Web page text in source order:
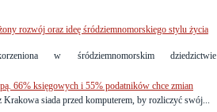
rozwój oraz ideę śródziemnomorskiego stylu życia
w śródziemnomorskim dziedzictwie
66% księgowych i 55% podatników chce zmian
Krakowa siada przed komputerem, by rozliczyć swój...